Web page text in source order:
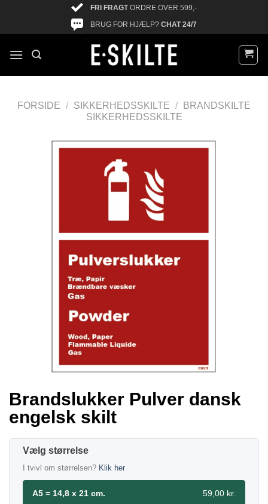
FRI FRAGTORDRE OVER 599,-
BRUG FOR HJÆLP? CHAT 24/7
FORSIDE / SIKKERHEDSSKILTE /
BRANDSKILTE
SIKKERHEDSSKILTE
Brandslukker Pulver dansk
engelsk skilt
størrelse
I tvivl om størrelsen? Klik her
A5 = 14,8 x 21 cm. 59,00 kr.